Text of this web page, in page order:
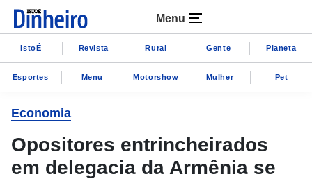
Menu
IstoÉ Revista Rural Gente Planeta
Esportes Menu Motorshow Mulher Pet
Economia
Opositores entrincheirados
em delegacia da Armênia se